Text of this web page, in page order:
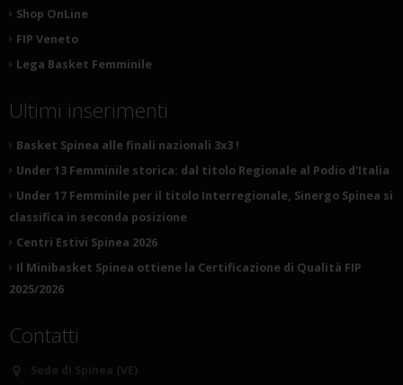
Shop OnLine
FIP Veneto
Lega Basket Femminile
Ultimi inserimenti
Basket Spinea alle finali nazionali 3x3 !
Under 13 Femminile storica: dal titolo Regionale al Podio d'Italia
Under 17 Femminile per il titolo Interregionale, Sinergo Spinea si
classifica in seconda posizione
Centri Estivi Spinea 2026
Il Minibasket Spinea ottiene la Certificazione di Qualità FIP
2025/2026
Contatti